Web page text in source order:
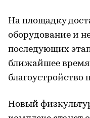
На площадку
оборудование и
последующих
ближайшее
Новый